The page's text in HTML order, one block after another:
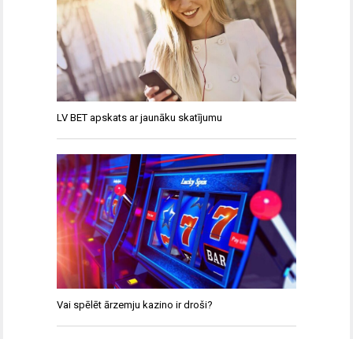
LV BET apskats ar jaunāku skatījumu
Vai spēlēt ārzemju kazino ir droši?